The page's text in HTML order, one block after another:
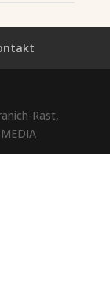
Rast,